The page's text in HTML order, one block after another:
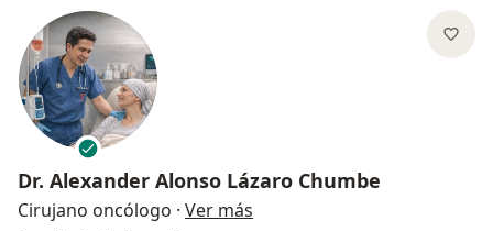
Dr. Alexander Alonso Lázaro Chumbe
Cirujano oncólogo · Ver más